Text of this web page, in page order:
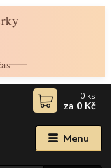
Menu
0 ks
za 0 Kč